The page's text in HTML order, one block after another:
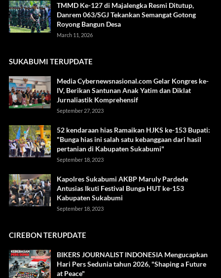
TMMD Ke-127 di Majalengka Resmi Ditutup,
Danrem 063/SGJ Tekankan Semangat Gotong
Royong Bangun Desa
March 11, 2026
SUKABUMI TERUPDATE
Media Cybernewsnasional.com Gelar Kongres ke-
IV, Berikan Santunan Anak Yatim dan Diklat
Jurnaliastik Komprehensif
September 27, 2023
52 kendaraan hias Ramaikan HJKS ke-153 Bupati:
"Bunga hias ini salah satu kebanggaan dari hasil
pertanian di Kabupaten Sukabumi"
September 18, 2023
Kapolres Sukabumi AKBP Maruly Pardede
Antusias Ikuti Festival Bunga HUT ke-153
Kabupaten Sukabumi
September 18, 2023
CIREBON TERUPDATE
BIKERS JOURNALIST INDONESIA Mengucapkan
Hari Pers Sedunia tahun 2026, "Shaping a Future
at Peace"